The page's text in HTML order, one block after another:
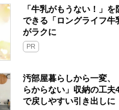
「牛乳がもうない！」
できる「ロングライフ牛
がラクに
PR
汚部屋暮らしから一変、
らからない」収納の工夫
で戻しやすい引き出しに